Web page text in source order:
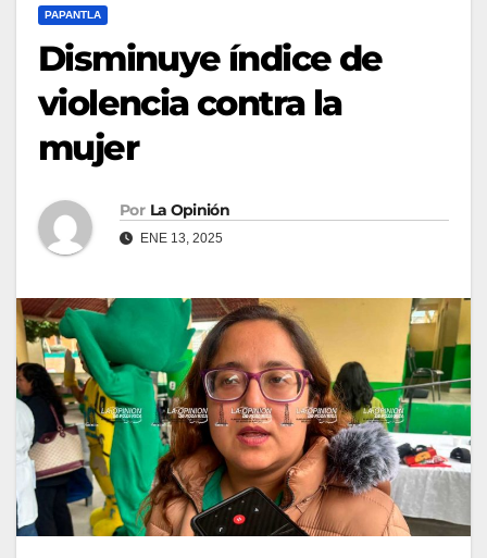
PAPANTLA
Disminuye índice de
violencia contra la
mujer
Por La Opinión
ENE 13, 2025